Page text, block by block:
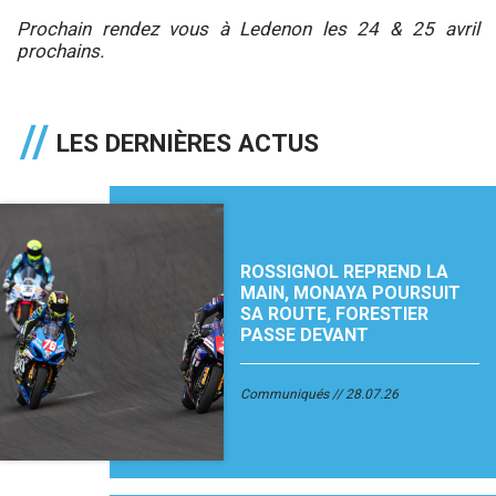
Prochain rendez vous à Ledenon les 24 & 25 avril
prochains.
LES DERNIÈRES ACTUS
ROSSIGNOL REPREND LA
MAIN, MONAYA POURSUIT
SA ROUTE, FORESTIER
PASSE DEVANT
Communiqués 28.07.26